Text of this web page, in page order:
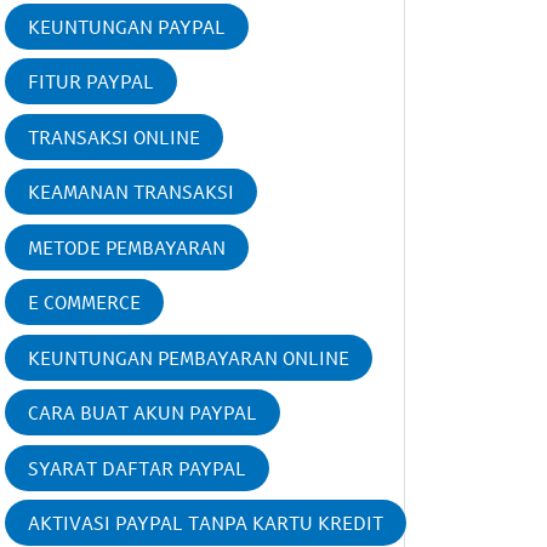
KEUNTUNGAN PAYPAL
FITUR PAYPAL
TRANSAKSI ONLINE
KEAMANAN TRANSAKSI
METODE PEMBAYARAN
E COMMERCE
KEUNTUNGAN PEMBAYARAN ONLINE
CARA BUAT AKUN PAYPAL
SYARAT DAFTAR PAYPAL
AKTIVASI PAYPAL TANPA KARTU KREDIT